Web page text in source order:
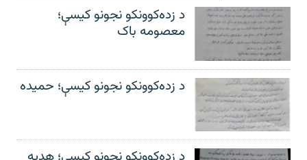
د زده‌کوونکو نجونو کیسې؛
معصومه باک
د زده‌کوونکو نجونو کیسې؛ حمیده